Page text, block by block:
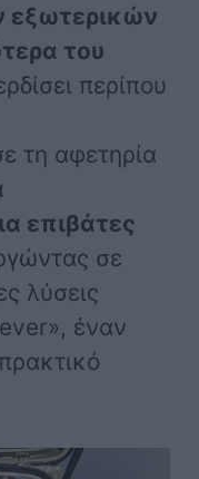
εξωτερικών
του
περίπου
τη αφετηρία
επιβάτες
σε
λύσεις
έναν